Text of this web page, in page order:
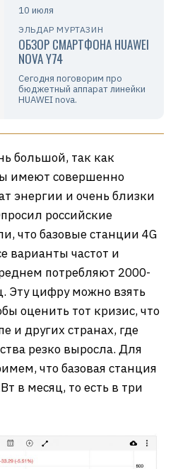
10 июля
ЭЛЬДАР МУРТАЗИН
ОБЗОР СМАРТФОНА HUAWEI
NOVA Y74
Сегодня поговорим про
бюджетный аппарат линейки
HUAWEI nova.
большой, так как
имеют совершенно
энергии и очень близки
российские
что базовые станции 4G
варианты частот и
потребляют 2000-
Эту цифру можно взять
оценить тот кризис, что
и других странах, где
резко выросла. Для
что базовая станция
в месяц, то есть в три